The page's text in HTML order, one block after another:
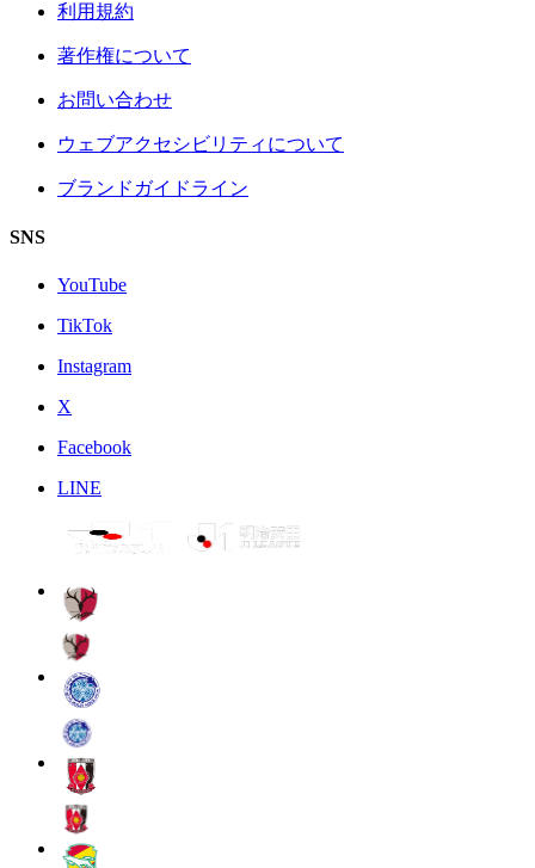
利用規約
著作権について
お問い合わせ
ウェブアクセシビリティについて
ブランドガイドライン
SNS
YouTube
TikTok
Instagram
X
Facebook
LINE